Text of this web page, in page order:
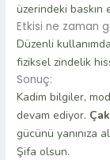
üzerindeki baskın
Etkisi ne zaman
Düzenli
fiziksel zindelik
Sonuç:
Kadim bilgiler,
devam ediyor.
gücünü yanınıza
Şifa olsun.